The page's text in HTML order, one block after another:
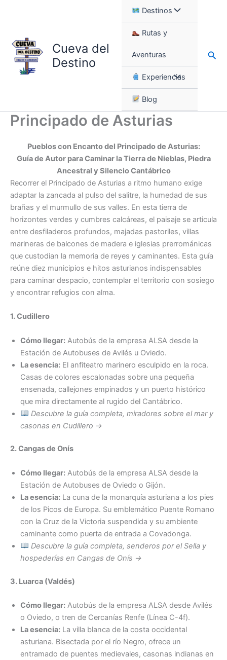
Cueva del
Destino
Destinos
Rutas y
Aventuras
Experiencias
Blog
Principado de Asturias
Pueblos con Encanto del Principado de Asturias:
Guía de Autor para Caminar la Tierra de Nieblas, Piedra
Ancestral y Silencio Cantábrico
Recorrer el Principado de Asturias a ritmo humano exige
adaptar la zancada al pulso del salitre, la humedad de sus
brañas y el murmullo de sus valles. En esta tierra de
horizontes verdes y cumbres calcáreas, el paisaje se articula
entre desfiladeros profundos, majadas pastoriles, villas
marineras de balcones de madera e iglesias prerrománicas
que custodian la memoria de reyes y caminantes. Esta guía
reúne diez municipios e hitos asturianos indispensables
para caminar despacio, contemplar el territorio con sosiego
y encontrar refugios con alma.
1. Cudillero
Cómo llegar: Autobús de la empresa ALSA desde la
Estación de Autobuses de Avilés u Oviedo.
La esencia: El anfiteatro marinero esculpido en la roca.
Casas de colores escalonadas sobre una pequeña
ensenada, callejones empinados y un puerto histórico
que mira directamente al rugido del Cantábrico.
Descubre la guía completa, miradores sobre el mar y
casonas en Cudillero →
2. Cangas de Onís
Cómo llegar: Autobús de la empresa ALSA desde la
Estación de Autobuses de Oviedo o Gijón.
La esencia: La cuna de la monarquía asturiana a los pies
de los Picos de Europa. Su emblemático Puente Romano
con la Cruz de la Victoria suspendida y su ambiente
caminante como puerta de entrada a Covadonga.
Descubre la guía completa, senderos por el Sella y
hospederías en Cangas de Onís →
3. Luarca (Valdés)
Cómo llegar: Autobús de la empresa ALSA desde Avilés
o Oviedo, o tren de Cercanías Renfe (Línea C-4f).
La esencia: La villa blanca de la costa occidental
asturiana. Bisectada por el río Negro, ofrece un
entramado de puentes medievales, casonas indianas en